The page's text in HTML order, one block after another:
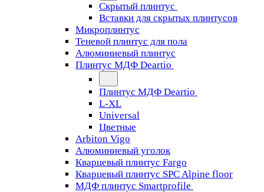
Скрытый плинтус
Вставки для скрытых плинтусов
Микроплинтус
Теневой плинтус для пола
Алюминиевый плинтус
Плинтус МДФ Deartio
Плинтус МДФ Deartio
L-XL
Universal
Цветные
Arbiton Vigo
Алюминиевый уголок
Кварцевый плинтус Fargo
Кварцевый плинтус SPC Alpine floor
МДФ плинтус Smartprofile